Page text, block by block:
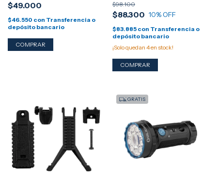
$49.000
$46.550 con Transferencia o
depósito bancario
$88.300
$98.100
10% OFF
$83.885 con Transferencia o
depósito bancario
¡Solo quedan 4en stock!
GRATIS